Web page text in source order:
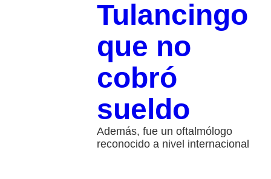
Tulancingo
que no
cobró
sueldo
Además, fue un oftalmólogo
reconocido a nivel internacional